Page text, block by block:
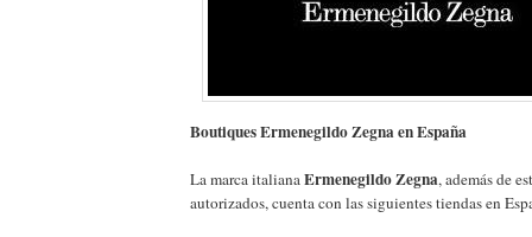
Boutiques Ermenegildo Zegna en España
La marca italianaErmenegildo Zegna, además de
autorizados, cuenta con las siguientes tiendas en